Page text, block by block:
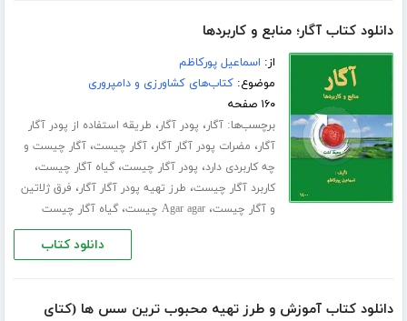
دانلود کتاب آگار؛ منابع و کاربردها
از: اسماعیل پورکاظم
موضوع:کتاب‌های کشاورزی و دامپروری
۱۶۰ صفحه
برچسب‌ها:آگار، پودر آگار، طریقه استفاده از پودر آگار
آگار، مضرات پودر آگار آگار،آگار چیست،آگار چیست و
چه کاربردی دارد، پودر آگار چیست،گیاه آگار چیست،
کاربرد آگار چیست، طرز تهیه پودر آگار آگار، فرق ژلاتین
و آگار چیست،Agar agar چیست ،گیاه آگار چیست
دانلود کتاب
دانلود کتاب آموزش و طرز تهیه محبوب ترین سس ها (کتای